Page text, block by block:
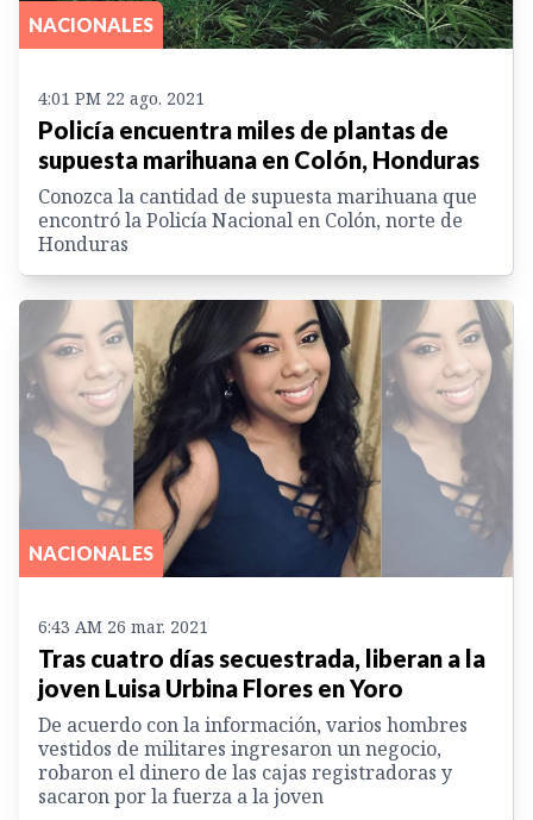
NACIONALES
4:01 PM 22 ago. 2021
Policía encuentra miles de plantas de
supuesta marihuana en Colón, Honduras
Conozca la cantidad de supuesta marihuana que
encontró la Policía Nacional en Colón, norte de
Honduras
NACIONALES
6:43 AM 26 mar. 2021
Tras cuatro días secuestrada, liberan a la
joven Luisa Urbina Flores en Yoro
De acuerdo con la información, varios hombres
vestidos de militares ingresaron un negocio,
robaron el dinero de las cajas registradoras y
sacaron por la fuerza a la joven